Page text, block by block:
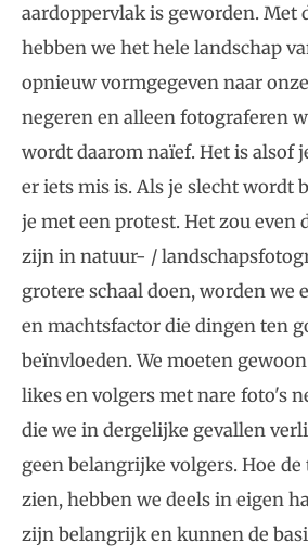
aardoppervlak is geworden. Met
hebben we het hele landschap
opnieuw vormgegeven naar
negeren en alleen fotograferen
wordt daarom naïef. Het is alsof
er iets mis is. Als je slecht wordt
je met een protest. Het zou even
zijn in natuur- /
grotere schaal doen, worden we
en machtsfactor die dingen ten
beïnvloeden. We moeten
likes en volgers met nare foto's
die we in dergelijke gevallen
geen belangrijke volgers. Hoe
zien, hebben we deels in eigen
zijn belangrijk en kunnen de